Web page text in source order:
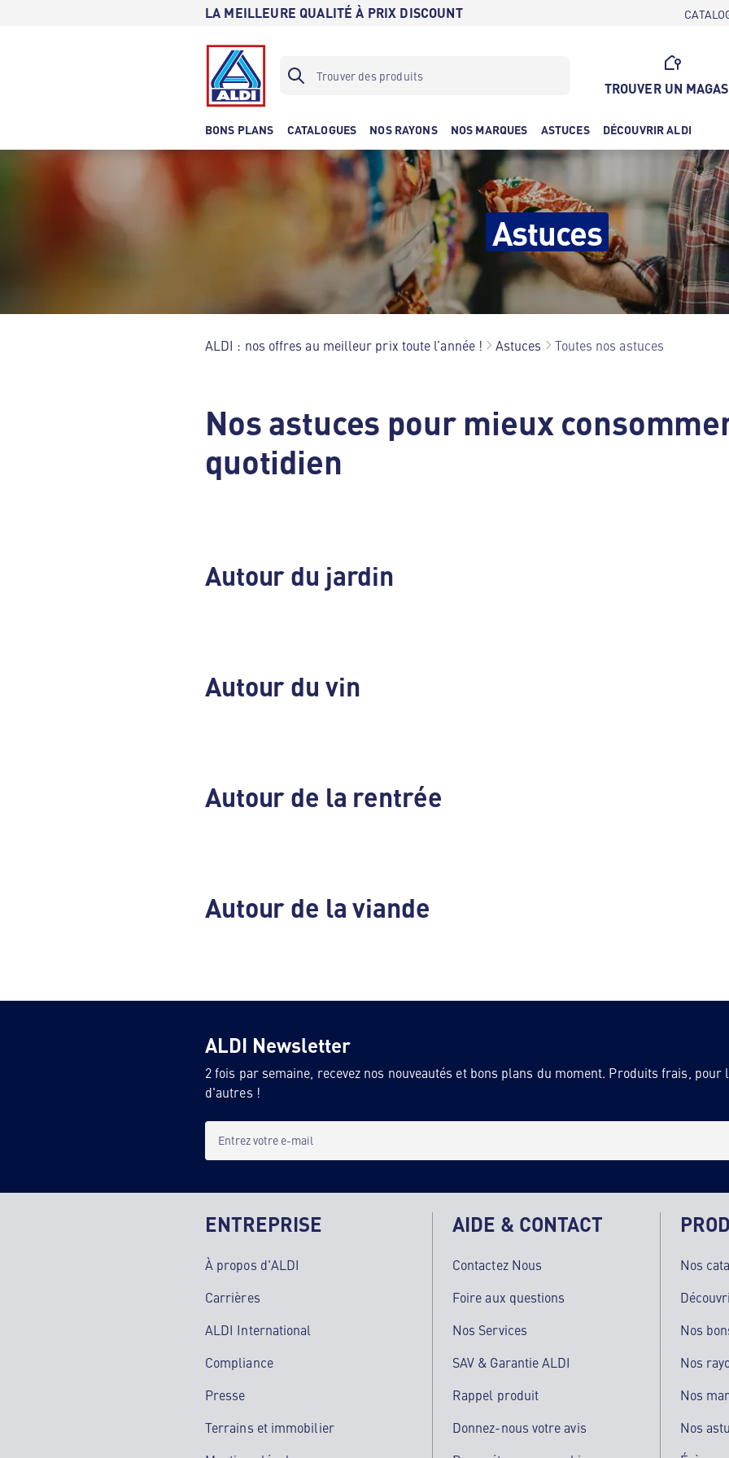
LA MEILLEURE QUALITÉ À PRIX DISCOUNT
TROUVER UN
BONS PLANS CATALOGUES NOS RAYONS NOS MARQUES ASTUCES DÉCOUVRIR ALDI
Astuces
ALDI : nos offres au meilleur prix toute l’année ! Astuces Toutes nos astuces
Nos astuces pour mieux
quotidien
Autour du jardin
Autour du vin
Autour de la rentrée
Autour de la viande
ALDI Newsletter
2 fois par semaine, recevez nos nouveautés et bons plans du moment. Produits frais,
d'autres !
Entrez votre e-mail
ENTREPRISE
À propos d'ALDI
Carrières
ALDI International
Compliance
Presse
Terrains et immobilier
AIDE & CONTACT
Contactez Nous
Foire aux questions
Nos Services
SAV & Garantie ALDI
Rappel produit
Donnez-nous votre avis
Nos
Nos
Nos
Nos
Nos